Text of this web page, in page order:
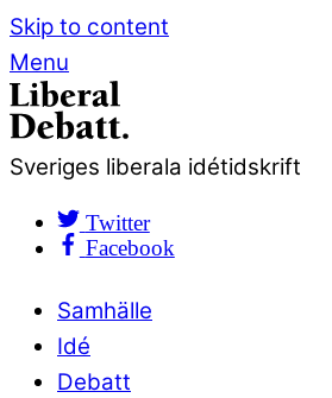
Skip to content
Menu
Sveriges liberala idétidskrift
Twitter
Facebook
Samhälle
Idé
Debatt